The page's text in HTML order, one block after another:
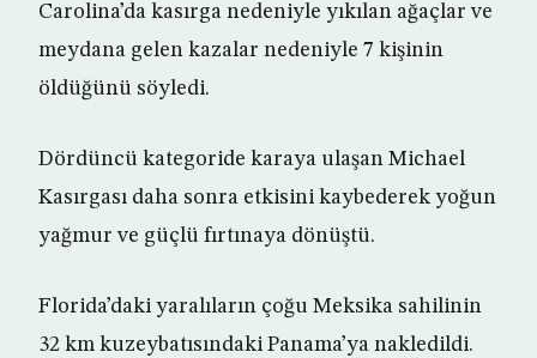
Carolina’da kasırga nedeniyle yıkılan ağaçlar ve
meydana gelen kazalar nedeniyle 7 kişinin
öldüğünü söyledi.
Dördüncü kategoride karaya ulaşan Michael
Kasırgası daha sonra etkisini kaybederek yoğun
yağmur ve güçlü fırtınaya dönüştü.
Florida’daki yaralıların çoğu Meksika sahilinin
32 km kuzeybatısındaki Panama’ya nakledildi.